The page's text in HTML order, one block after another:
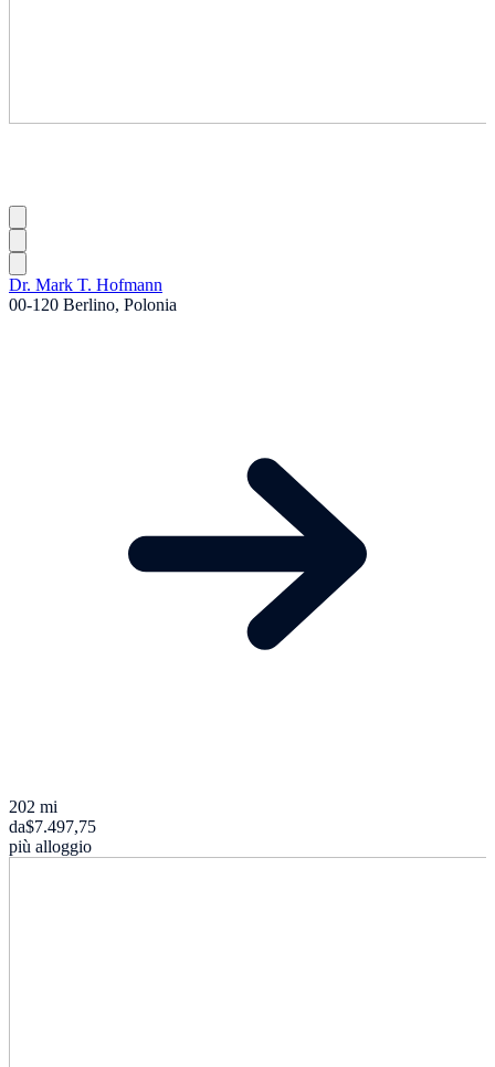
Dr. Mark T. Hofmann
00-120 Berlino, Polonia
202 mi
da$7.497,75
più alloggio